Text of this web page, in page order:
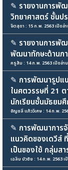
✎ รายงานการพั
วิทยาศาสตร์ ชั้นป
จิตสุดา : 15 ก.พ. 2563 เปิดอ่
✎ รายงานการพั
พัฒนาทักษะด้านภ
ครูส้ม : 14 ก.พ. 2563 เปิดอ่า
✎ การพัฒนารูปแ
ในศตวรรษที่ 21
นักเรียนชั้นมัธยม
อัญชลี แก้ววิเศษ : 14 ก.พ.
✎ การพัฒนาการ
แนวคิดของเดวีส์
เป็นของใช้ กลุ่มสา
เฉลิม บัวชัย : 14 ก.พ. 2563 เ